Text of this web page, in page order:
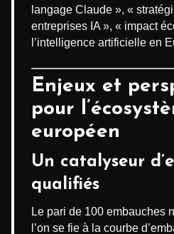
langage Claude », «
entreprises IA », « impact
l’intelligence artificielle en
Enjeux et
pour
européen
Un catalyseur
qualifiés
Le pari de 100 embauches
l’on se fie à la courbe